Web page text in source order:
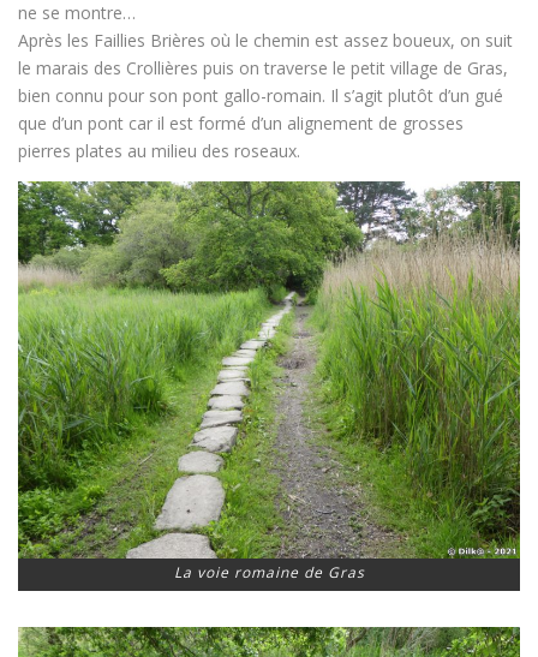
ne se montre…
Après les Faillies Brières où le chemin est assez boueux, on suit
le marais des Crollières puis on traverse le petit village de Gras,
bien connu pour son pont gallo-romain. Il s’agit plutôt d’un gué
que d’un pont car il est formé d’un alignement de grosses
pierres plates au milieu des roseaux.
La voie romaine de Gras